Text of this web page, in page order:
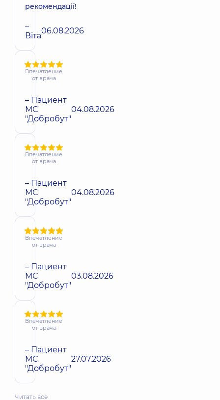
рекомендації!
–
Віта06.08.2026
Впечатление
от врача
– Пациент
МС
"Добробут"
04.08.2026
Впечатление
от врача
– Пациент
МС
"Добробут"
04.08.2026
Впечатление
от врача
– Пациент
МС
"Добробут"
03.08.2026
Впечатление
от врача
– Пациент
МС
"Добробут"
27.07.2026
Читать все